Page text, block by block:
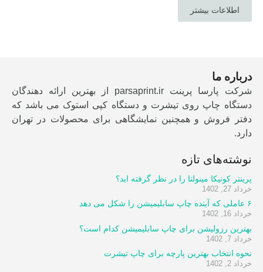
اطلاعات بیشتر
درباره ما
شرکت پارسا پرینت parsaprint.ir از بهترین ارائه دهندگان
دستگاه چاپ روی تیشرت و دستگاه کپی استوک می باشد که
دفتر فروش و همچنین نمایشگاهی برای محصولات در تهران
دارد.
نوشته‌های تازه
پرینتر کونیکا مینولتا را در نظر گرفته اید؟
خرداد 27, 1402
۶ عاملی که آینده چاپ سابلیمیشن را شکل می دهد
خرداد 16, 1402
بهترین رزولیشن برای چاپ سابلیمیشن کدام است؟
خرداد 7, 1402
نحوه انتخاب بهترین پارچه برای چاپ تیشرت
خرداد 2, 1402